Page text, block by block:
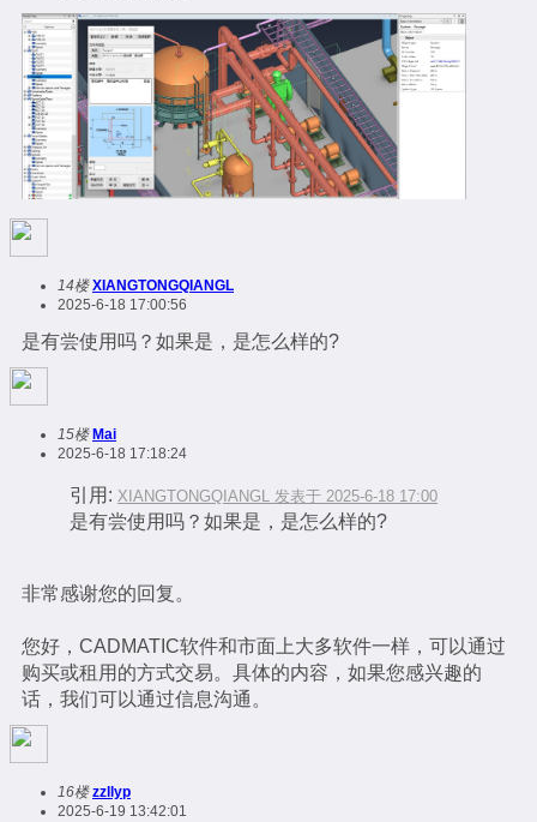
14楼 XIANGTONGQIANGL
2025-6-18 17:00:56
是有尝使用吗？如果是，是怎么样的?
15楼 Mai
2025-6-18 17:18:24
引用: XIANGTONGQIANGL 发表于 2025-6-18 17:00
是有尝使用吗？如果是，是怎么样的?
非常感谢您的回复。
您好，CADMATIC软件和市面上大多软件一样，可以通过
购买或租用的方式交易。具体的内容，如果您感兴趣的
话，我们可以通过信息沟通。
16楼 zzllyp
2025-6-19 13:42:01